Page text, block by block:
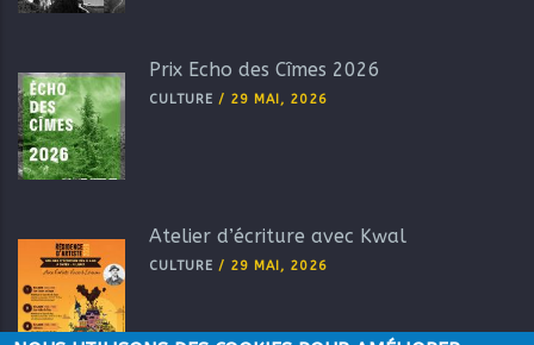
Prix Echo des Cîmes 2026
CULTURE / 29 MAI, 2026
Atelier d’écriture avec Kwal
CULTURE / 29 MAI, 2026